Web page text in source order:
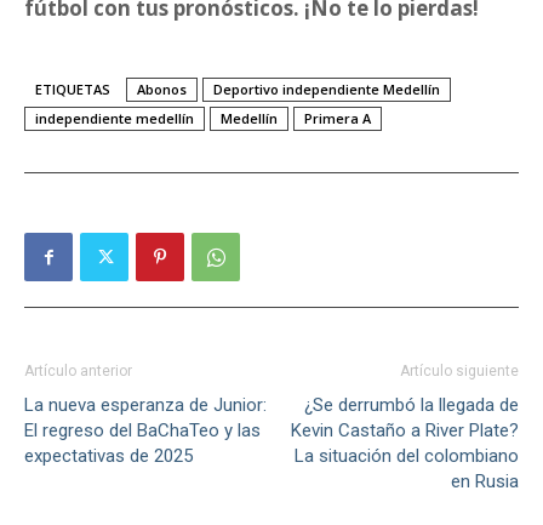
fútbol con tus pronósticos. ¡No te lo pierdas!
ETIQUETAS Abonos
Deportivo independiente Medellín
independiente medellín
Medellín Primera A
Artículo anterior
La nueva esperanza de Junior:
El regreso del BaChaTeo y las
expectativas de 2025
Artículo siguiente
¿Se derrumbó la llegada de
Kevin Castaño a River Plate?
La situación del colombiano
en Rusia